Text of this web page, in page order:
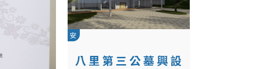
安
八里第三公墓興設